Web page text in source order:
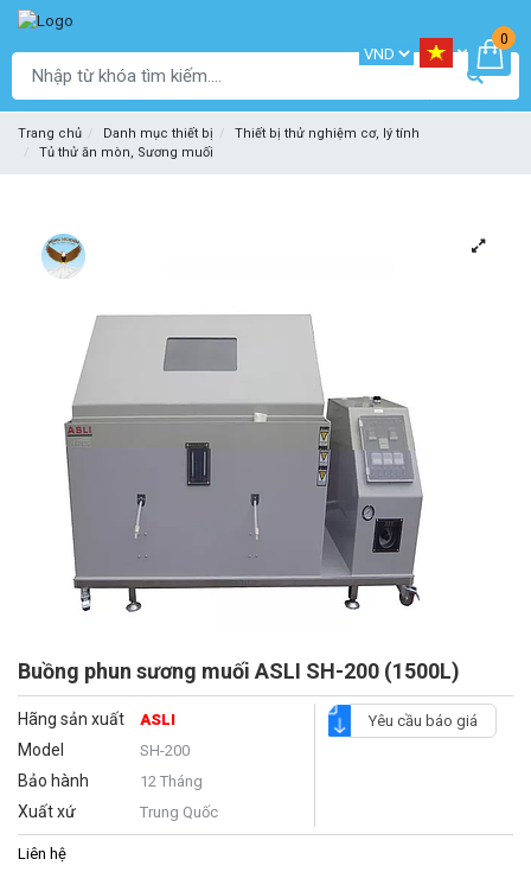
0
Trang chủ Danh mục thiết bị
Thiết bị thử nghiệm cơ, lý tính
Tủ thử ăn mòn, Sương muối
Buồng phun sương muối ASLI SH-200 (1500L)
Hãng sản xuất ASLI
Model SH-200
Bảo hành 12 Tháng
Xuất xứ Trung Quốc
Yêu cầu báo giá
Liên hệ